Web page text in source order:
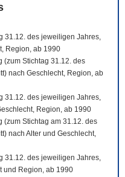
31.12. des jeweiligen Jahres,
Region, ab 1990
(zum Stichtag 31.12. des
nach Geschlecht, Region, ab
31.12. des jeweiligen Jahres,
Region, ab 1990
(zum Stichtag am 31.12. des
nach Alter und Geschlecht,
31.12. des jeweiligen Jahres,
und Region, ab 1990